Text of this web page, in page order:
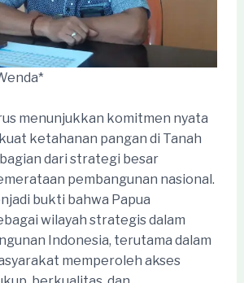
menunjukkan komitmen nyata
ketahanan pangan di Tanah
dari strategi besar
pembangunan nasional.
bukti bahwa Papua
wilayah strategis dalam
Indonesia, terutama dalam
memperoleh akses